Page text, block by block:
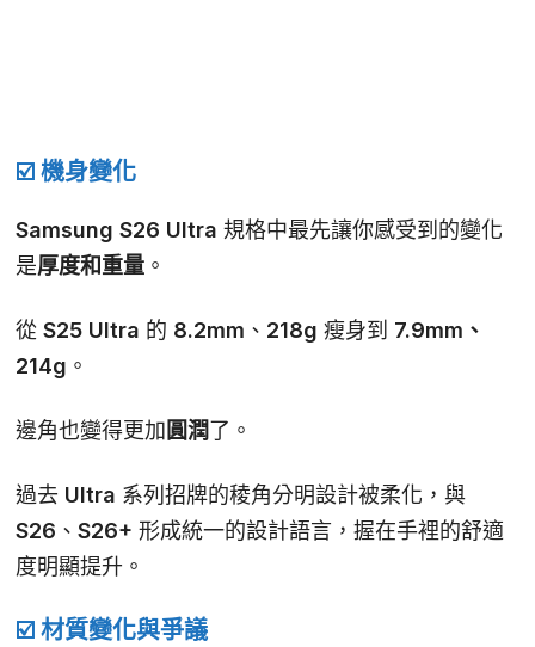
☑️ 機身變化
Samsung S26 Ultra 規格中最先讓你感受到的變化
是厚度和重量 。
從 S25 Ultra 的 8.2mm、218g 瘦身到 7.9mm、
214g 。
邊角也變得更加圓潤了。
過去 Ultra 系列招牌的稜角分明設計被柔化，與
S26、S26+ 形成統一的設計語言，握在手裡的舒適
度明顯提升。
☑️ 材質變化與爭議